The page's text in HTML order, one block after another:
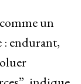
un
endurant,